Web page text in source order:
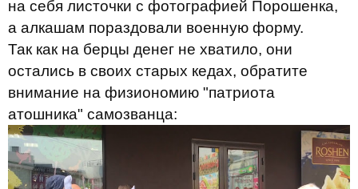
на себя листочки с фотографией Порошенка,
а алкашам пораздовали военную форму.
Так как на берцы денег не хватило, они
остались в своих старых кедах, обратите
внимание на физиономию "патриота
атошника" самозванца: